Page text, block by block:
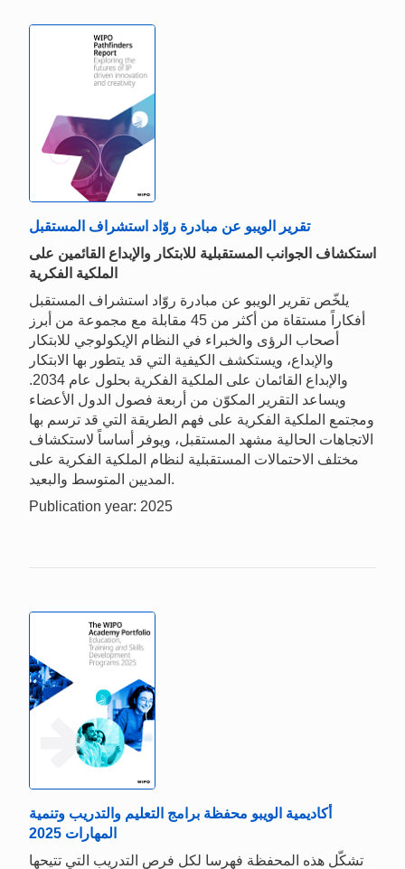
تقرير الويبو عن مبادرة روّاد استشراف المستقبل
استكشاف الجوانب المستقبلية للابتكار والإبداع القائمين على
الملكية الفكرية
يلخّص تقرير الويبو عن مبادرة روّاد استشراف المستقبل
أفكاراً مستقاة من أكثر من 45 مقابلة مع مجموعة من أبرز
أصحاب الرؤى والخبراء في النظام الإيكولوجي للابتكار
والإبداع، ويستكشف الكيفية التي قد يتطور بها الابتكار
والإبداع القائمان على الملكية الفكرية بحلول عام 2034.
ويساعد التقرير المكوّن من أربعة فصول الدول الأعضاء
ومجتمع الملكية الفكرية على فهم الطريقة التي قد ترسم بها
الاتجاهات الحالية مشهد المستقبل، ويوفر أساساً لاستكشاف
مختلف الاحتمالات المستقبلية لنظام الملكية الفكرية على
المديين المتوسط والبعيد.
Publication year: 2025
أكاديمية الويبو محفظة برامج التعليم والتدريب وتنمية
المهارات 2025
تشكّل هذه المحفظة فهرسا لكل فرص التدريب التي تتيحها